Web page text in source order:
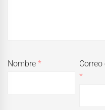
Nombre*
*